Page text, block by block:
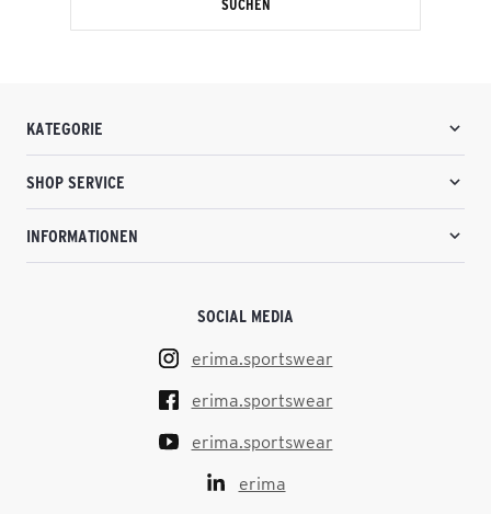
SUCHEN
KATEGORIE
SHOP SERVICE
INFORMATIONEN
SOCIAL MEDIA
erima.sportswear
erima.sportswear
erima.sportswear
erima